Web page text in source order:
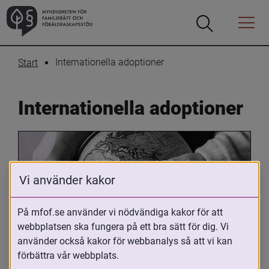
Öppna
Öppna
Menyn
Start Internationella adoptioner
Internationella adoptioner
Oavsett om du är adopterad,
adoptivförälder eller arbetar med
Vi använder kakor
På mfof.se använder vi nödvändiga kakor för att
webbplatsen ska fungera på ett bra sätt för dig. Vi
använder också kakor för webbanalys så att vi kan
förbättra vår webbplats.